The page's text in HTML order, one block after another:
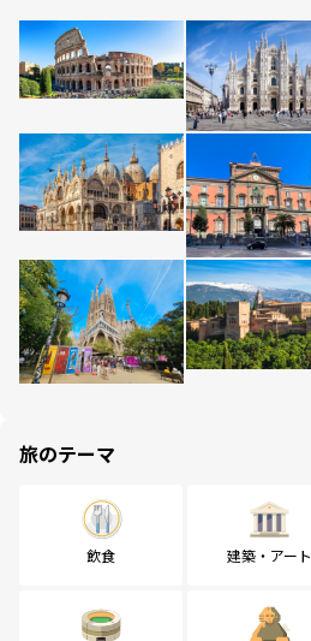
旅のテーマ
飲食 建築・アート